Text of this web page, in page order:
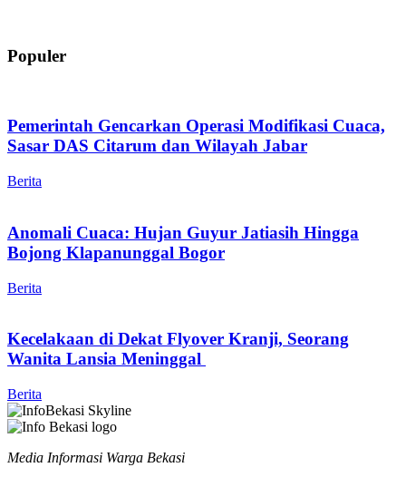
Populer
Pemerintah Gencarkan Operasi Modifikasi Cuaca,
Sasar DAS Citarum dan Wilayah Jabar
Berita
Anomali Cuaca: Hujan Guyur Jatiasih Hingga
Bojong Klapanunggal Bogor
Berita
Kecelakaan di Dekat Flyover Kranji, Seorang
Wanita Lansia Meninggal
Berita
Media Informasi Warga Bekasi